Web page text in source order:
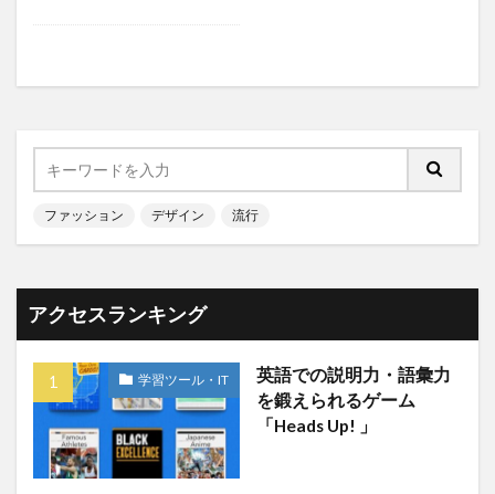
ファッション デザイン 流行
アクセスランキング
学習ツール・IT
英語での説明力・語彙力
を鍛えられるゲーム
「Heads Up! 」